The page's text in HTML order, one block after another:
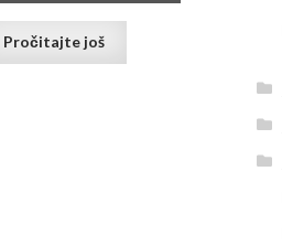
Pročitajte još